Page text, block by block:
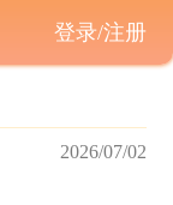
2026/07/02
登录/注册